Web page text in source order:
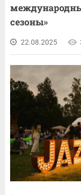
сезоны»
22.08.2025